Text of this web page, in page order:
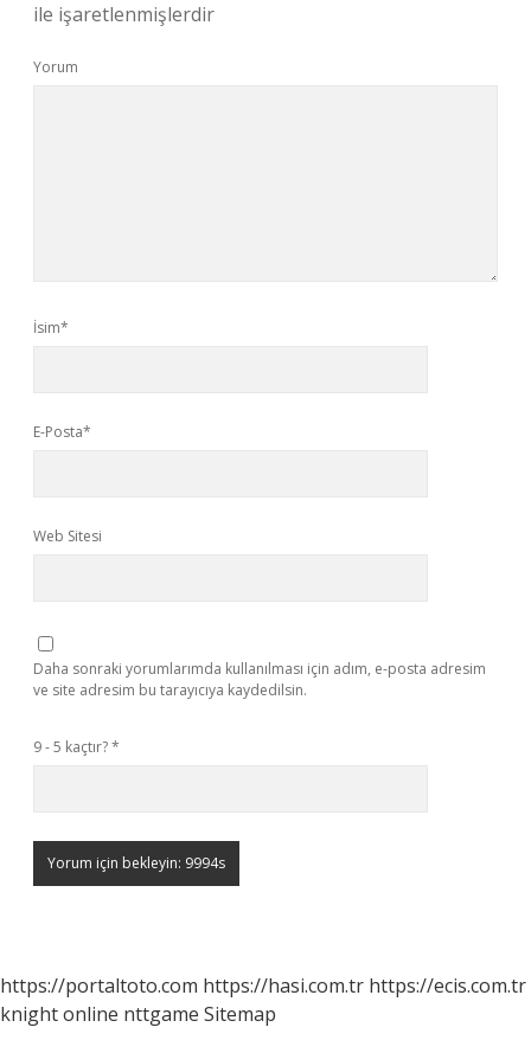
ile işaretlenmişlerdir
Yorum
İsim*
E-Posta*
Web Sitesi
Daha sonraki yorumlarımda kullanılması için adım, e-posta adresim
ve site adresim bu tarayıcıya kaydedilsin.
9 - 5 kaçtır?*
https://portaltoto.com https://hasi.com.tr https://ecis.com.tr
knight online nttgame Sitemap